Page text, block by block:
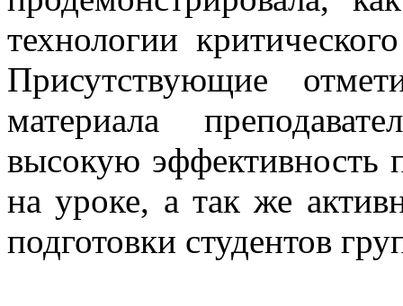
технологии
Присутствующие
материала
высокую эффективность
на уроке, а так же
подготовки студентов